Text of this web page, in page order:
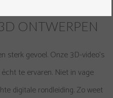
ONTWERPEN
sterk gevoel. Onze 3D-video’s
te ervaren. Niet in vage
digitale rondleiding. Zo weet